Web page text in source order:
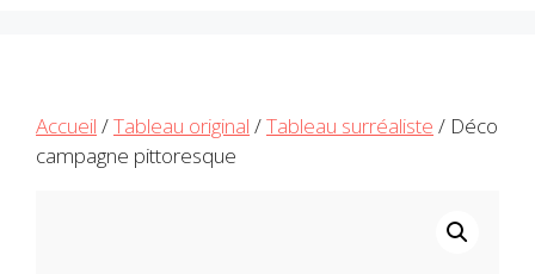
Accueil /Tableau original /Tableau surréaliste / Déco
campagne pittoresque